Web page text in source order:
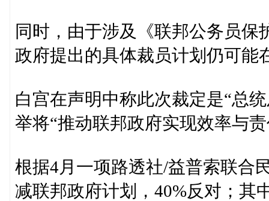
同时，由于涉及《联邦公务员
政府提出的具体裁员计划仍可能
白宫在声明中称此次裁定是“总
举将“推动联邦政府实现效率与
根据4月一项路透社/益普索联合
减联邦政府计划，40%反对；其